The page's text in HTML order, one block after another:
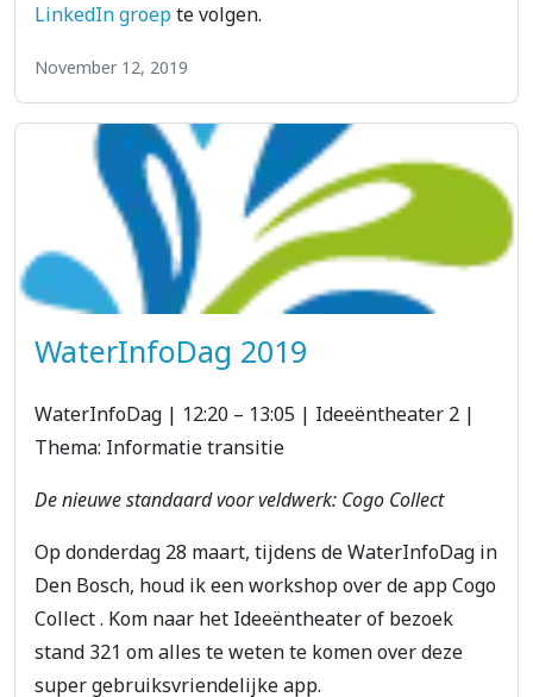
LinkedIn groepte volgen.
November 12, 2019
WaterInfoDag 2019
WaterInfoDag | 12:20 – 13:05 | Ideeëntheater 2 |
Thema: Informatie transitie
De nieuwe standaard voor veldwerk: Cogo Collect
Op donderdag 28 maart, tijdens de WaterInfoDag in
Den Bosch, houd ik een workshop over de app Cogo
Collect . Kom naar het Ideeëntheater of bezoek
stand 321 om alles te weten te komen over deze
super gebruiksvriendelijke app.